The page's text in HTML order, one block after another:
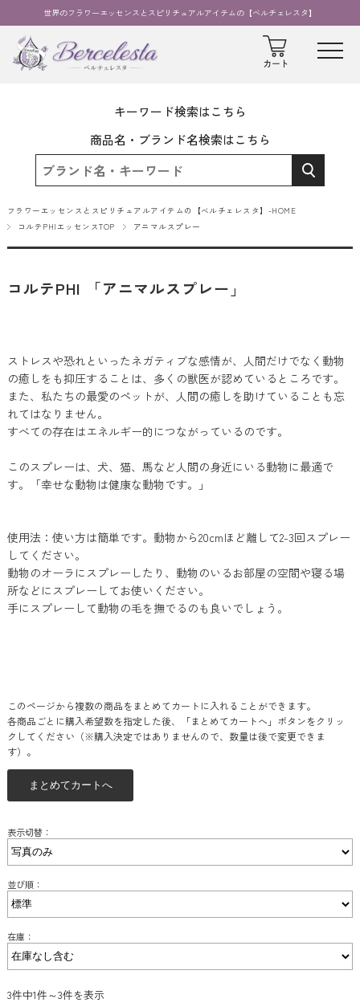
世界のフラワーエッセンスとスピリチュアルアイテムの【ベルチェレスタ】
キーワード検索はこちら
商品名・ブランド名検索はこちら
フラワーエッセンスとスピリチュアルアイテムの【ベルチェレスタ】-HOME
コルテPHIエッセンスTOP
アニマルスプレー
コルテPHI 「アニマルスプレー」
ストレスや恐れといったネガティブな感情が、人間だけでなく動物
の癒しをも抑圧することは、多くの獣医が認めているところです。
また、私たちの最愛のペットが、人間の癒しを助けていることも忘
れてはなりません。
すべての存在はエネルギー的につながっているのです。
このスプレーは、犬、猫、馬など人間の身近にいる動物に最適で
す。「幸せな動物は健康な動物です。」
使用法：使い方は簡単です。動物から20cmほど離して2-3回スプレー
してください。
動物のオーラにスプレーしたり、動物のいるお部屋の空間や寝る場
所などにスプレーしてお使いください。
手にスプレーして動物の毛を撫でるのも良いでしょう。
このページから複数の商品をまとめてカートに入れることができます。
各商品ごとに購入希望数を指定した後、「まとめてカートへ」ボタンをクリッ
クしてください（※購入決定ではありませんので、数量は後で変更できま
す）。
表示切替：
並び順：
在庫：
3件中1件～3件を表示